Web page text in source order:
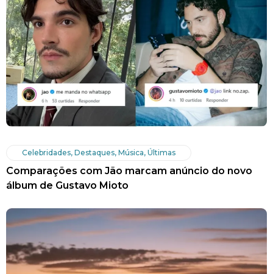
Celebridades, Destaques, Música, Últimas
Comparações com Jão marcam anúncio do novo
álbum de Gustavo Mioto